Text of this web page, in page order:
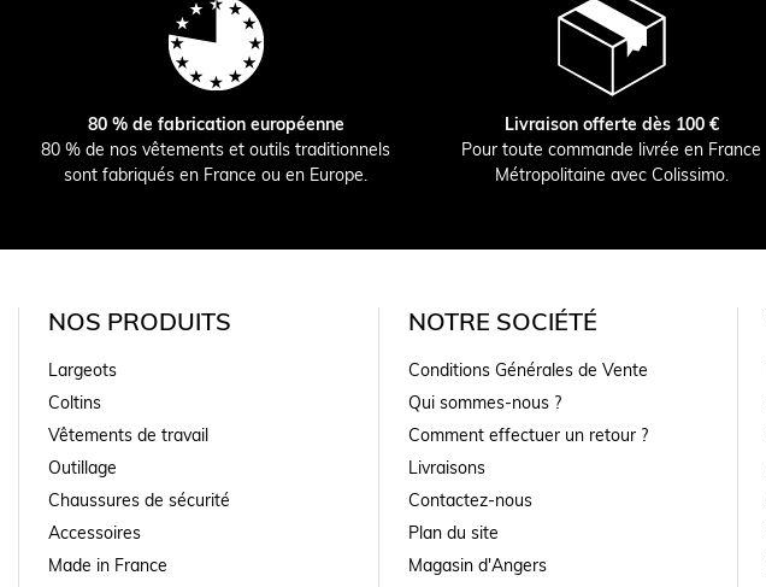
80 % de fabrication européenne
80 % de nos vêtements et outils traditionnels
sont fabriqués en France ou en Europe.
Livraison offerte dès 100 €
Pour toute commande livrée en France
Métropolitaine avec Colissimo.
NOS PRODUITS
Largeots
Coltins
Vêtements de travail
Outillage
Chaussures de sécurité
Accessoires
Made in France
NOTRE SOCIÉTÉ
Conditions Générales de Vente
Qui sommes-nous ?
Comment effectuer un retour ?
Livraisons
Contactez-nous
Plan du site
Magasin d'Angers